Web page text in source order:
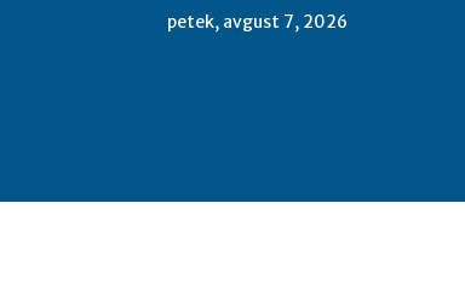
petek, avgust 7, 2026